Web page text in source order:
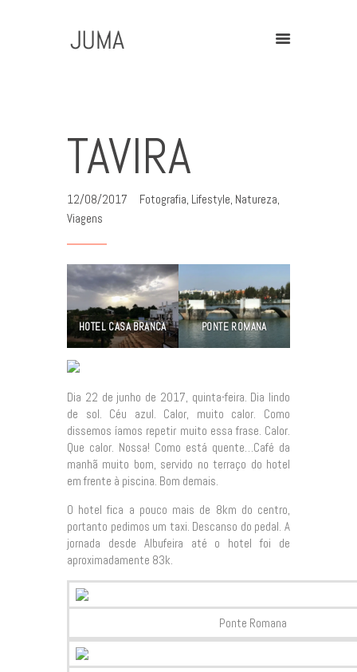
TAVIRA
12/08/2017 Fotografia Lifestyle Natureza
Viagens
HOTEL CASA BRANCA PONTE ROMANA
Dia 22 de junho de 2017, quinta-feira. Dia lindo
de sol. Céu azul. Calor, muito calor. Como
dissemos íamos repetir muito essa frase. Calor.
Que calor. Nossa! Como está quente…Café da
manhã muito bom, servido no terraço do hotel
em frente à piscina. Bom demais.
O hotel fica a pouco mais de 8km do centro,
portanto pedimos um taxi. Descanso do pedal. A
jornada desde Albufeira até o hotel foi de
aproximadamente 83k.
Ponte Romana